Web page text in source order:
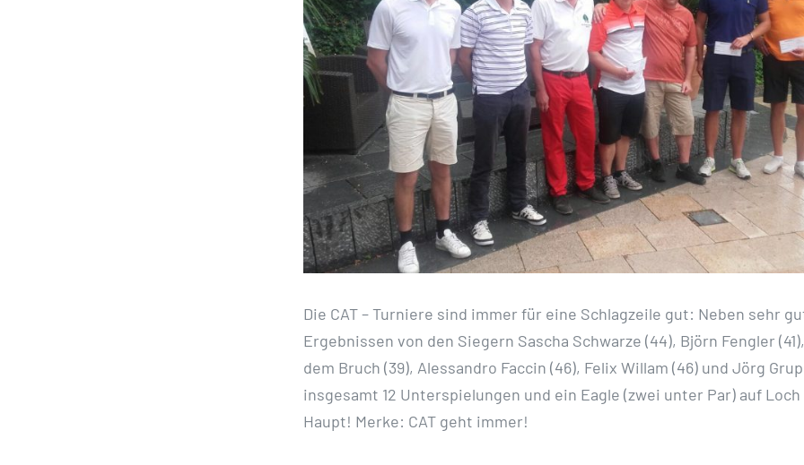
Die CAT – Turniere sind immer für eine Schlagzeile gut: Neben sehr
Ergebnissen von den Siegern Sascha Schwarze (44), Björn Fengler
dem Bruch (39), Alessandro Faccin (46), Felix Willam (46) und Jörg
insgesamt 12 Unterspielungen und ein Eagle (zwei unter Par) auf Loch
Haupt! Merke: CAT geht immer!